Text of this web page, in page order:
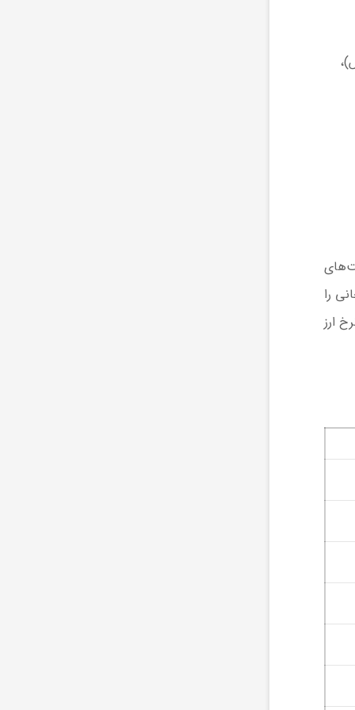
افزایش)،
را
ارز